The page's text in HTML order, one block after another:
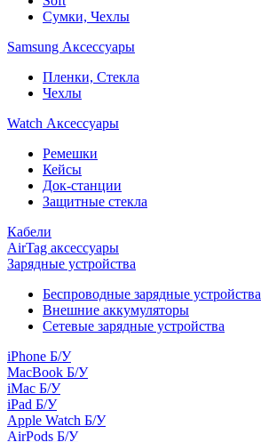
Сумки, Чехлы
Samsung Аксессуары
Пленки, Стекла
Чехлы
Watch Аксессуары
Ремешки
Кейсы
Док-станции
Защитные стекла
Кабели
AirTag аксессуары
Зарядные устройства
Беспроводные зарядные устройства
Внешние аккумуляторы
Сетевые зарядные устройства
iPhone Б/У
MacBook Б/У
iMac Б/У
iPad Б/У
Apple Watch Б/У
AirPods Б/У